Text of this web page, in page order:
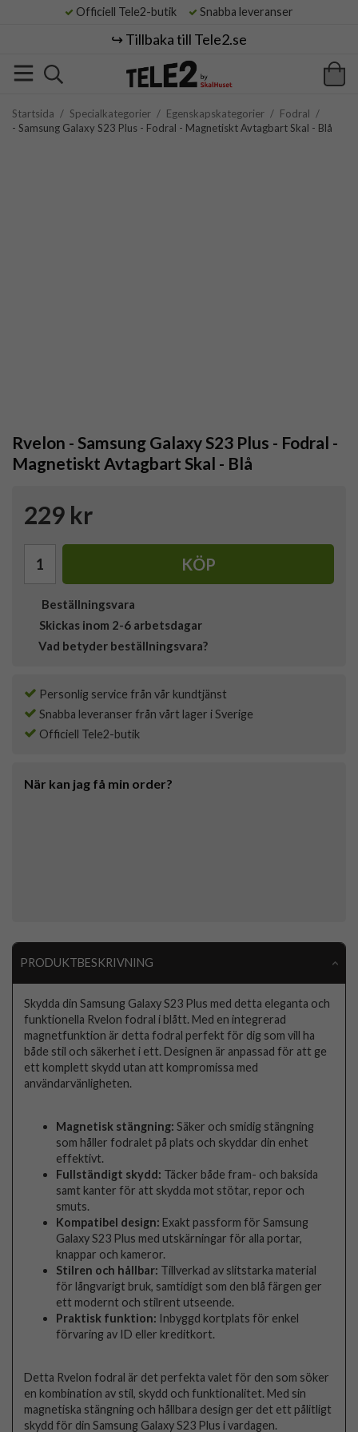
Officiell Tele2-butik Snabba leveranser
↪️ Tillbaka till Tele2.se
Startsida / Specialkategorier / Egenskapskategorier / Fodral /
- Samsung Galaxy S23 Plus - Fodral - Magnetiskt Avtagbart Skal - Blå
Rvelon - Samsung Galaxy S23 Plus - Fodral -
Magnetiskt Avtagbart Skal - Blå
229 kr
KÖP
Beställningsvara
Skickas inom 2-6 arbetsdagar
Vad betyder beställningsvara?
Personlig service från vår kundtjänst
Snabba leveranser från vårt lager i Sverige
Officiell Tele2-butik
När kan jag få min order?
PRODUKTBESKRIVNING
Skydda din Samsung Galaxy S23 Plus med detta eleganta och
funktionella Rvelon fodral i blått. Med en integrerad
magnetfunktion är detta fodral perfekt för dig som vill ha
både stil och säkerhet i ett. Designen är anpassad för att ge
ett komplett skydd utan att kompromissa med
användarvänligheten.
Magnetisk stängning: Säker och smidig stängning
som håller fodralet på plats och skyddar din enhet
effektivt.
Fullständigt skydd: Täcker både fram- och baksida
samt kanter för att skydda mot stötar, repor och
smuts.
Kompatibel design: Exakt passform för Samsung
Galaxy S23 Plus med utskärningar för alla portar,
knappar och kameror.
Stilren och hållbar: Tillverkad av slitstarka material
för långvarigt bruk, samtidigt som den blå färgen ger
ett modernt och stilrent utseende.
Praktisk funktion: Inbyggd kortplats för enkel
förvaring av ID eller kreditkort.
Detta Rvelon fodral är det perfekta valet för den som söker
en kombination av stil, skydd och funktionalitet. Med sin
magnetiska stängning och hållbara design ger det ett pålitligt
skydd för din Samsung Galaxy S23 Plus i vardagen.